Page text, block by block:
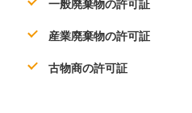
一般廃棄物の許可証
産業廃棄物の許可証
古物商の許可証